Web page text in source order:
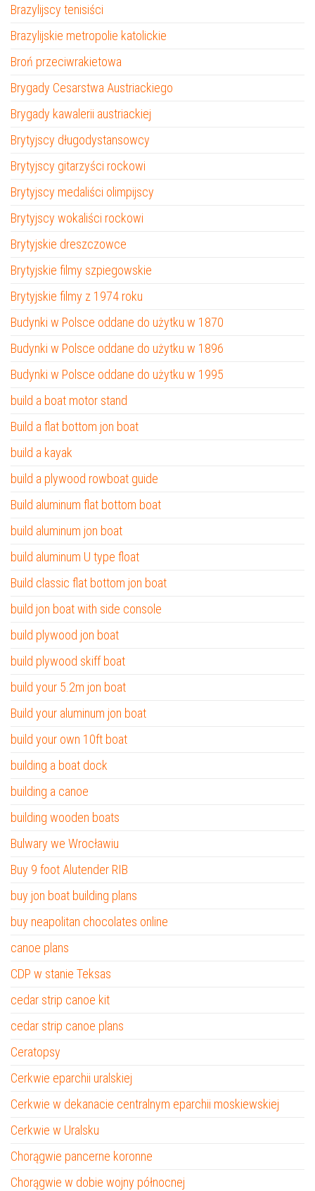
Brazylijscy tenisiści
Brazylijskie metropolie katolickie
Broń przeciwrakietowa
Brygady Cesarstwa Austriackiego
Brygady kawalerii austriackiej
Brytyjscy długodystansowcy
Brytyjscy gitarzyści rockowi
Brytyjscy medaliści olimpijscy
Brytyjscy wokaliści rockowi
Brytyjskie dreszczowce
Brytyjskie filmy szpiegowskie
Brytyjskie filmy z 1974 roku
Budynki w Polsce oddane do użytku w 1870
Budynki w Polsce oddane do użytku w 1896
Budynki w Polsce oddane do użytku w 1995
build a boat motor stand
Build a flat bottom jon boat
build a kayak
build a plywood rowboat guide
Build aluminum flat bottom boat
build aluminum jon boat
build aluminum U type float
Build classic flat bottom jon boat
build jon boat with side console
build plywood jon boat
build plywood skiff boat
build your 5.2m jon boat
Build your aluminum jon boat
build your own 10ft boat
building a boat dock
building a canoe
building wooden boats
Bulwary we Wrocławiu
Buy 9 foot Alutender RIB
buy jon boat building plans
buy neapolitan chocolates online
canoe plans
CDP w stanie Teksas
cedar strip canoe kit
cedar strip canoe plans
Ceratopsy
Cerkwie eparchii uralskiej
Cerkwie w dekanacie centralnym eparchii moskiewskiej
Cerkwie w Uralsku
Chorągwie pancerne koronne
Chorągwie w dobie wojny północnej